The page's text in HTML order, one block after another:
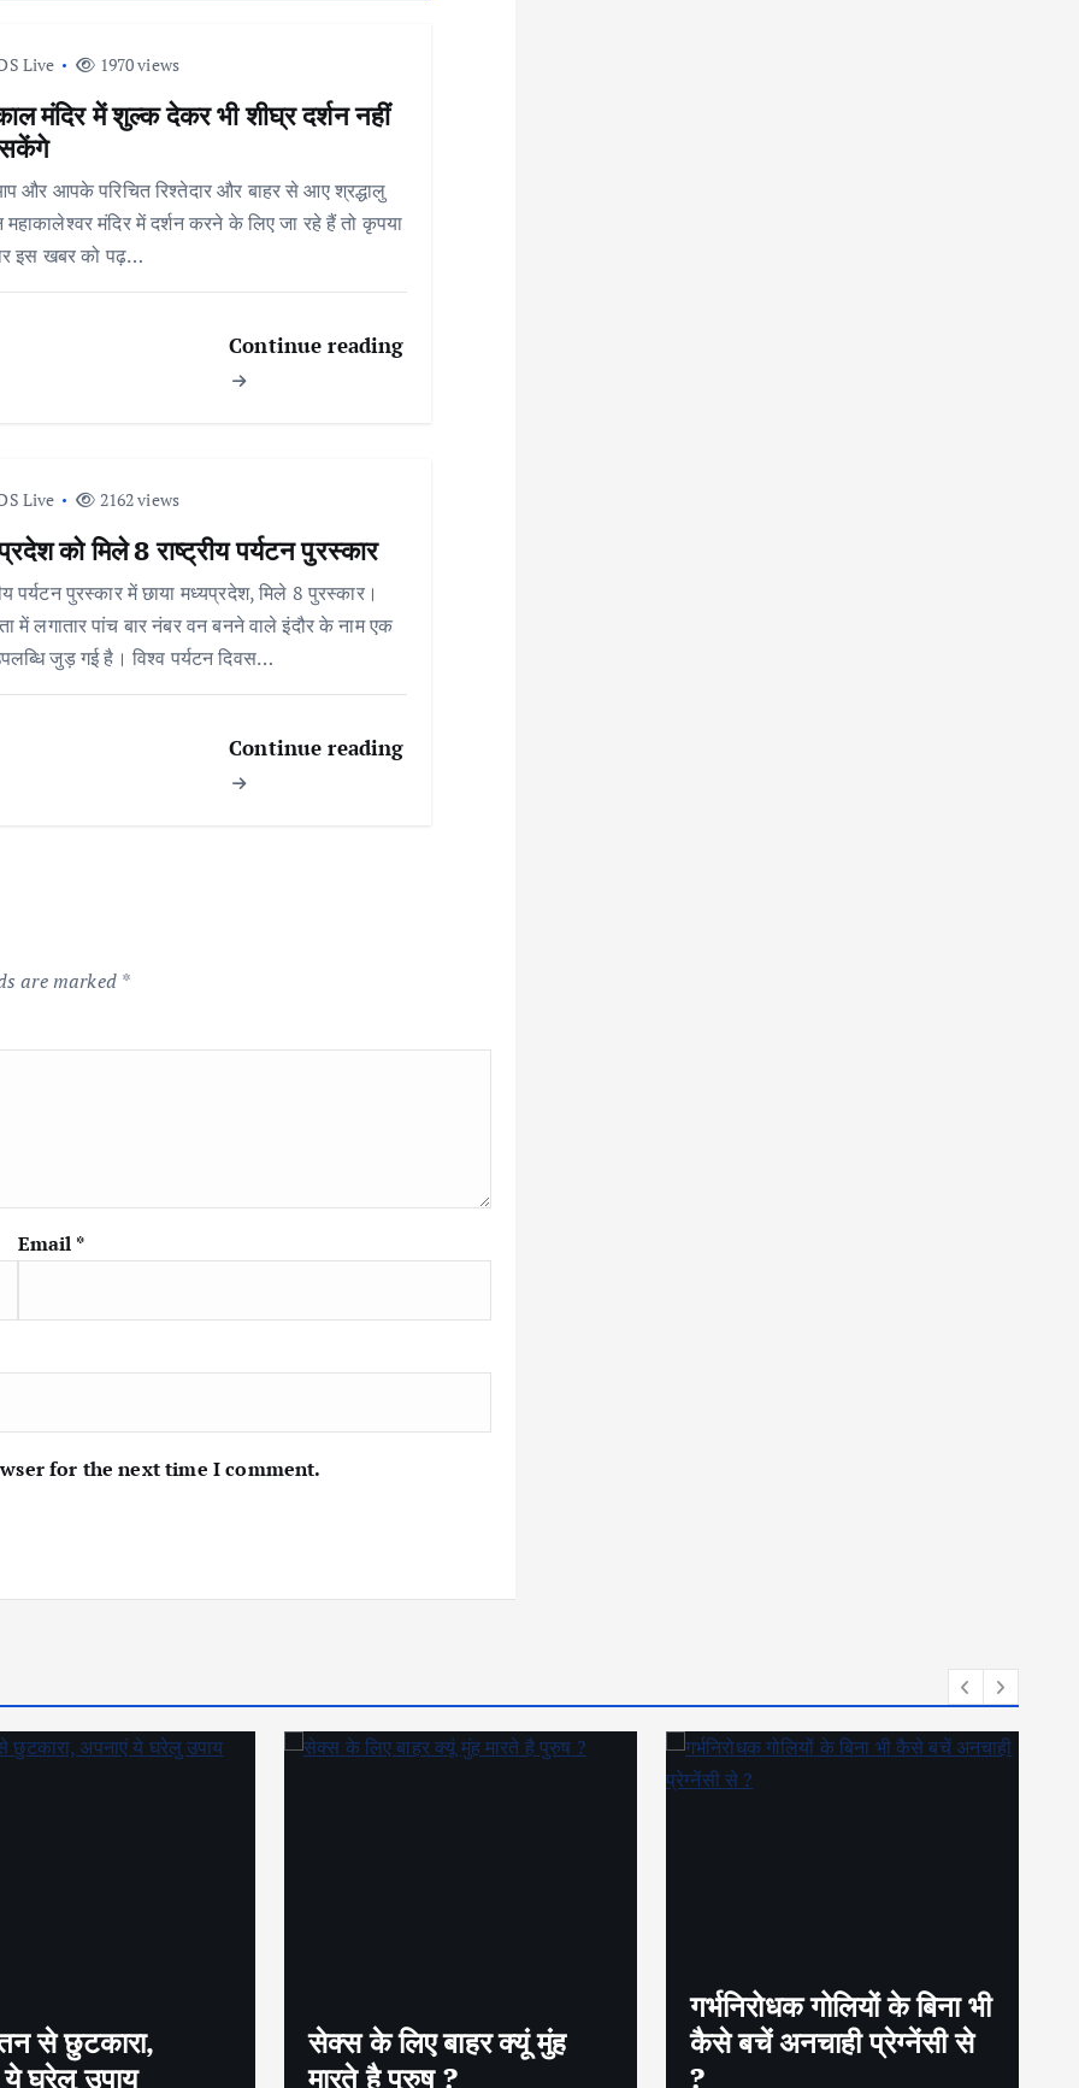
Live 1970 views
मंदिर में शुल्क देकर भी शीघ्र दर्शन नहीं
और आपके परिचित रिश्तेदार और बाहर से आए श्रद्धालु
मंदिर में दर्शन करने के लिए जा रहे हैं तो कृपया
इस खबर को पढ़…
Continue reading
Live 2162 views
को मिले 8 राष्ट्रीय पर्यटन पुरस्कार
पर्यटन पुरस्कार में छाया मध्यप्रदेश, मिले 8 पुरस्कार।
में लगातार पांच बार नंबर वन बनने वाले इंदौर के नाम एक
जुड़ गई है। विश्व पर्यटन दिवस…
Continue reading
are marked *
Email *
for the next time I comment.
से छुटकारा,
घरेलु उपाय
सेक्स के लिए बाहर क्यूं मुंह
मारते है पुरुष ?
गर्भनिरोधक गोलियों के बिना भी
कैसे बचें अनचाही प्रेग्नेंसी से
?